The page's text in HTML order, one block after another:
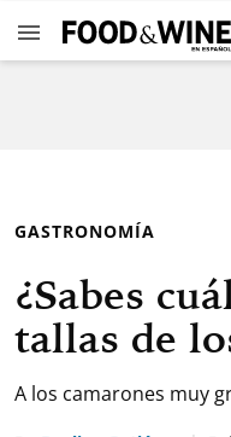
GASTRONOMÍA
¿Sabes
tallas de
A los camarones muy